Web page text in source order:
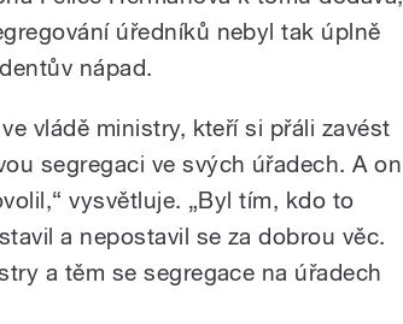
úředníků nebyl tak úplně
nápad.
ve vládě ministry, kteří si přáli zavést
segregaci ve svých úřadech. A on
vysvětluje. „Byl tím, kdo to
a nepostavil se za dobrou věc.
a těm se segregace na úřadech